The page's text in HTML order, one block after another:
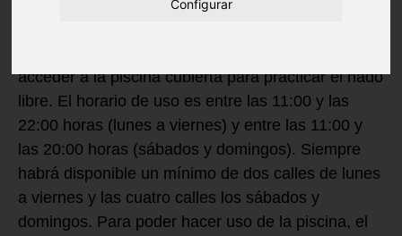
Configurar
acceder a la piscina cubierta para practicar el nado
libre. El horario de uso es entre las 11:00 y las
22:00 horas (lunes a viernes) y entre las 11:00 y
las 20:00 horas (sábados y domingos). Siempre
habrá disponible un mínimo de dos calles de lunes
a viernes y las cuatro calles los sábados y
domingos. Para poder hacer uso de la piscina, el